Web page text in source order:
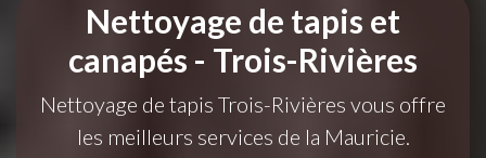
Nettoyage de tapis et
canapés - Trois-Rivières
Nettoyage de tapis Trois-Rivières vous offre
les meilleurs services de la Mauricie.